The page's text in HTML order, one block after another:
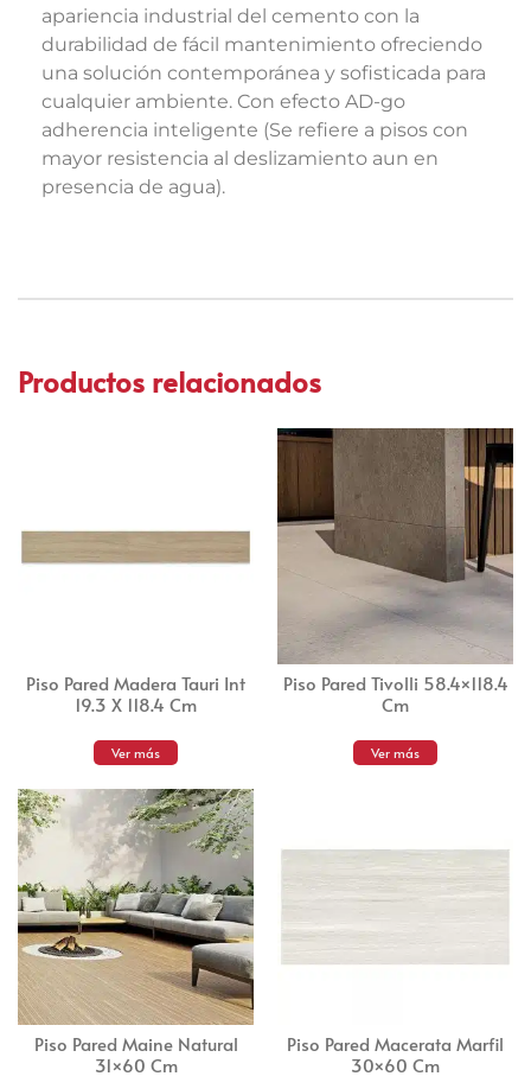
apariencia industrial del cemento con la
durabilidad de fácil mantenimiento ofreciendo
una solución contemporánea y sofisticada para
cualquier ambiente. Con efecto AD-go
adherencia inteligente (Se refiere a pisos con
mayor resistencia al deslizamiento aun en
presencia de agua).
Productos relacionados
Piso Pared Madera Tauri Int
19.3 X 118.4 Cm
Ver más
Piso Pared Tivolli 58.4×118.4
Cm
Ver más
Piso Pared Maine Natural
31×60 Cm
Piso Pared Macerata Marfil
30×60 Cm